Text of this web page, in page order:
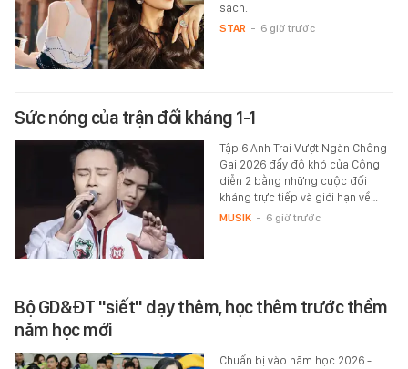
sạch.
STAR - 6 giờ trước
Sức nóng của trận đối kháng 1-1
Tập 6 Anh Trai Vượt Ngàn Chông
Gai 2026 đẩy độ khó của Công
diễn 2 bằng những cuộc đối
kháng trực tiếp và giới hạn về…
MUSIK - 6 giờ trước
Bộ GD&ĐT "siết" dạy thêm, học thêm trước thềm
năm học mới
Chuẩn bị vào năm học 2026 -